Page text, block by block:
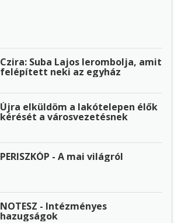
Czira: Suba Lajos lerombolja, amit
felépített neki az egyház
Újra elküldöm a lakótelepen élők
kérését a városvezetésnek
PERISZKÓP - A mai világról
NOTESZ - Intézményes
hazugságok